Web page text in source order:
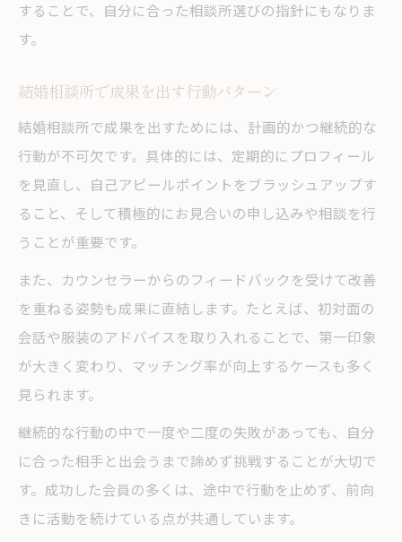
することで、自分に合った相談所選びの指針にもなりま
す。
結婚相談所で成果を出す行動パターン
結婚相談所で成果を出すためには、計画的かつ継続的な
行動が不可欠です。具体的には、定期的にプロフィール
を見直し、自己アピールポイントをブラッシュアップす
ること、そして積極的にお見合いの申し込みや相談を行
うことが重要です。
また、カウンセラーからのフィードバックを受けて改善
を重ねる姿勢も成果に直結します。たとえば、初対面の
会話や服装のアドバイスを取り入れることで、第一印象
が大きく変わり、マッチング率が向上するケースも多く
見られます。
継続的な行動の中で一度や二度の失敗があっても、自分
に合った相手と出会うまで諦めず挑戦することが大切で
す。成功した会員の多くは、途中で行動を止めず、前向
きに活動を続けている点が共通しています。